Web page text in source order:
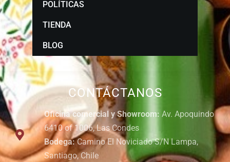
CONTÁCTANOS
Oficina comercial y Showroom: Av. Apoquindo
6410 of 1006, Las Condes
Bodega:Camino El Noviciado S/N Lampa,
Santiago, Chile
POLÍTICAS
TIENDA
BLOG